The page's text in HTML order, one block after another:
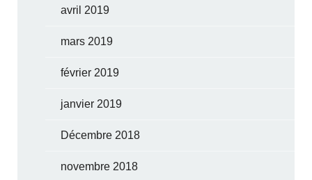
avril 2019
mars 2019
février 2019
janvier 2019
Décembre 2018
novembre 2018